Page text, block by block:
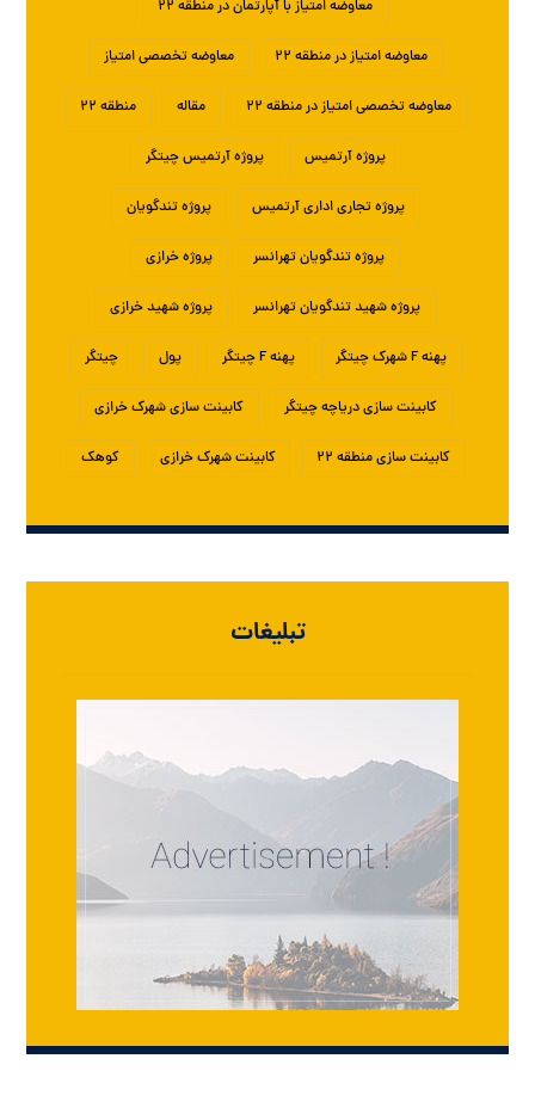
معاوضه امتیاز با آپارتمان در منطقه ۲۲
معاوضه امتیاز در منطقه ۲۲ معاوضه تخصصی امتیاز
معاوضه تخصصی امتیاز در منطقه ۲۲ مقاله منطقه ۲۲
پروژه آرتمیس پروژه آرتمیس چیتگر
پروژه تجاری اداری آرتمیس پروژه تندگویان
پروژه تندگویان تهرانسر پروژه خرازی
پروژه شهید تندگویان تهرانسر پروژه شهید خرازی
پهنه F شهرک چیتگر پهنه F چیتگر پول چیتگر
کابینت سازی دریاچه چیتگر کابینت سازی شهرک خرازی
کابینت سازی منطقه ۲۲ کابینت شهرک خرازی کوهک
تبلیغات